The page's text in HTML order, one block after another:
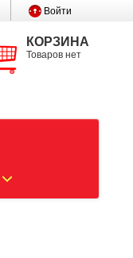
Войти
КОРЗИНА
Товаров нет